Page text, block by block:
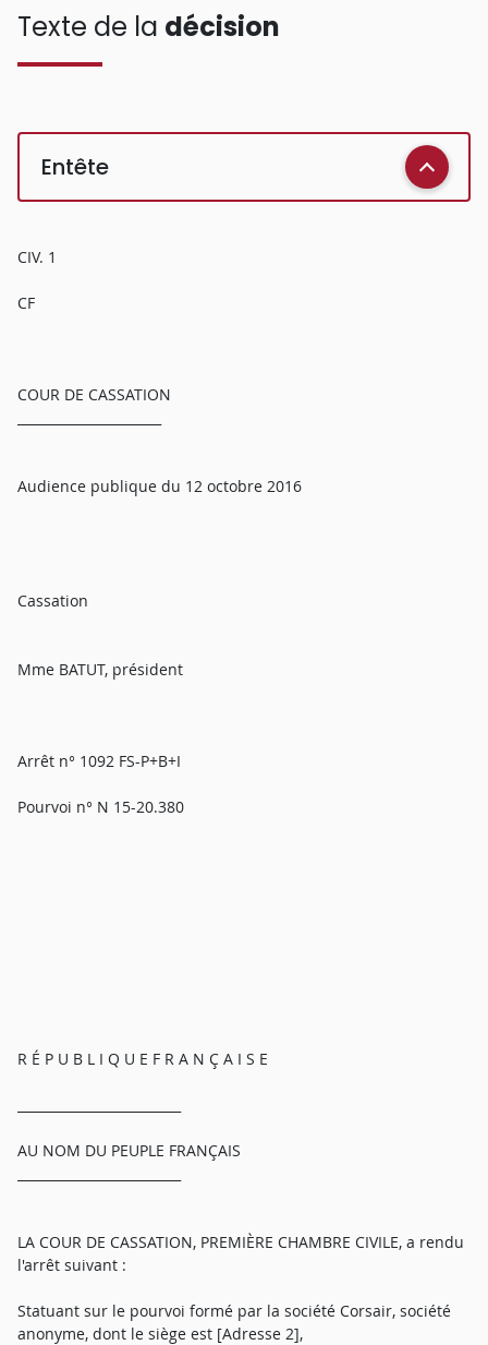
Texte de la décision
Entête
CIV. 1
CF
COUR DE CASSATION
Audience publique du 12 octobre 2016
Cassation
Mme BATUT, président
Arrêt n° 1092 FS-P+B+I
Pourvoi n° N 15-20.380
R É P U B L I Q U E F R A N Ç A I S E
AU NOM DU PEUPLE FRANÇAIS
LA COUR DE CASSATION, PREMIÈRE CHAMBRE CIVILE, a rendu
l'arrêt suivant :
Statuant sur le pourvoi formé par la société Corsair, société
anonyme, dont le siège est [Adresse 2],